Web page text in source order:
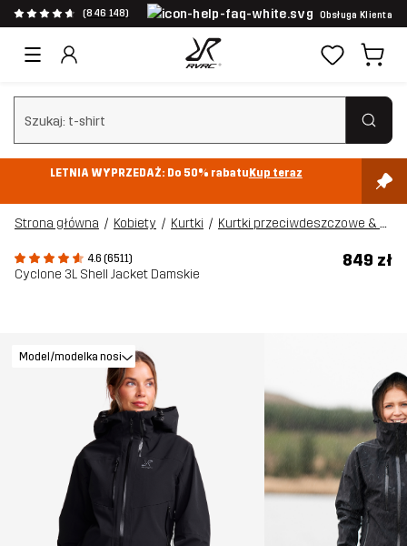
(846 148) Obsługa Klienta
Wyczyść wyszukiwanie
LETNIA WYPRZEDAŻ: Do 50% rabatuKup teraz
Strona główna Kobiety Kurtki Kurtki przeciwdeszczowe & shellowe
4.6 (6511)
Cyclone 3L Shell Jacket Damskie
849 zł
Model/modelka nosi